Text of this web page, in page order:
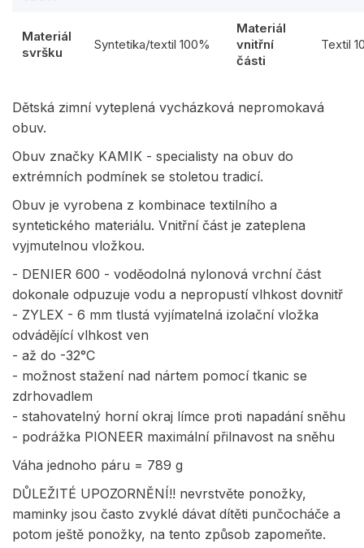
Materiál
svršku
Syntetika/textil 100%
Materiál
vnitřní
části
Textil
Dětská zimní vyteplená vycházková nepromokavá
obuv.
Obuv značky KAMIK - specialisty na obuv do
extrémních podmínek se stoletou tradicí.
Obuv je vyrobena z kombinace textilního a
syntetického materiálu. Vnitřní část je zateplena
vyjmutelnou vložkou.
- DENIER 600 - voděodolná nylonová vrchní část
dokonale odpuzuje vodu a nepropustí vlhkost dovnitř
- ZYLEX - 6 mm tlustá vyjímatelná izolační vložka
odvádějící vlhkost ven
- až do -32°C
- možnost stažení nad nártem pomocí tkanic se
zdrhovadlem
- stahovatelný horní okraj límce proti napadání sněhu
- podrážka PIONEER maximální přilnavost na sněhu
Váha jednoho páru = 789 g
DŮLEŽITÉ UPOZORNĚNÍ!! nevrstvěte ponožky,
maminky jsou často zvyklé dávat dítěti punčocháče a
potom ještě ponožky, na tento způsob zapomeňte.